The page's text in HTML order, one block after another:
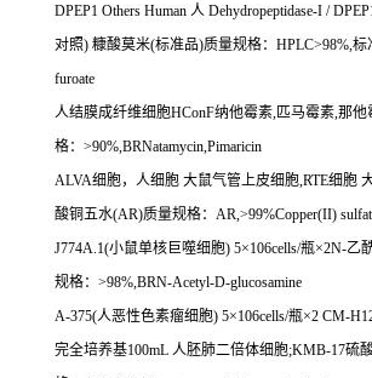
DPEP1 Others Human 人 Dehydropeptidase-I /
对照) 糠酸莫米(标准品)质量规格： HPLC>98%,标
furoate
人结膜成纤维细胞HConF纳他霉素,匹马霉素,那他
格： >90%,BRNatamycin,Pimaricin
ALVA细胞，人细胞 大鼠气管上皮细胞,RTE细胞
酸铜五水(AR)质量规格： AR,>99%Copper(II)
J774A.1(小鼠单核巨噬细胞) 5×106cells/瓶×2N-乙
规格： >98%,BRN-Acetyl-D-glucosamine
A-375(人恶性色素瘤细胞) 5×106cells/瓶×2 CM-
完全培养基100mL 人胚肺二倍体细胞;KMB-17硫